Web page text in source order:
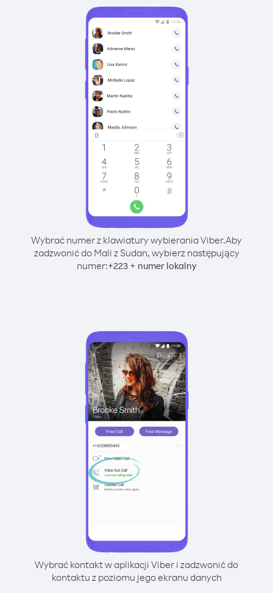
Wybrać numer z klawiatury wybierania Viber.Aby
zadzwonić do Mali z Sudan, wybierz następujący
numer:+223+ numer lokalny
Wybrać kontakt w aplikacji Viber i zadzwonić do
kontaktu z poziomu jego ekranu danych